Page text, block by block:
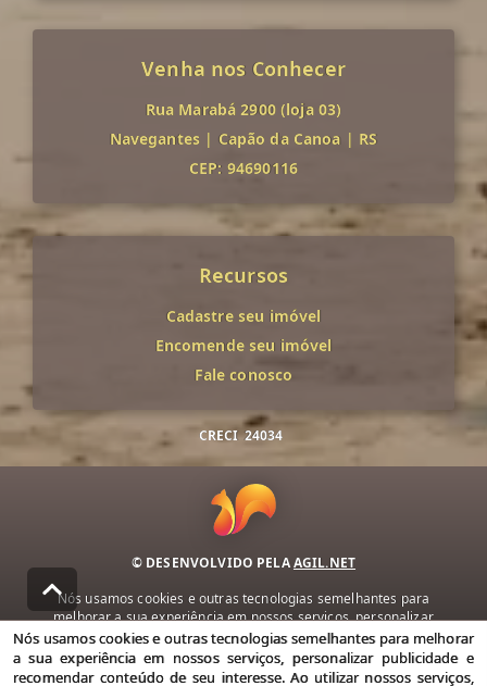
Venha nos Conhecer
Rua Marabá 2900 (loja 03)
Navegantes | Capão da Canoa | RS
CEP: 94690116
Recursos
Cadastre seu imóvel
Encomende seu imóvel
Fale conosco
CRECI 24034
© DESENVOLVIDO PELAAGIL.NET
Nós usamos cookies e outras tecnologias semelhantes para
melhorar a sua experiência em nossos serviços, personalizar
publicidade e recomendar conteúdo de seu interesse. Ao utilizar
nossos serviços, você concorda com nossa política de privacidade e
termos de uso.
Nós usamos cookies e outras tecnologias semelhantes para melhorar
a sua experiência em nossos serviços, personalizar publicidade e
recomendar conteúdo de seu interesse. Ao utilizar nossos serviços,